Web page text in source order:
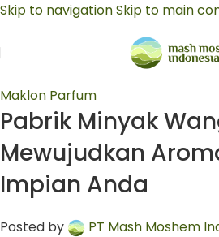
Skip to navigationSkip to main
Maklon Parfum
Pabrik Minyak
Mewujudkan
Impian Anda
Posted by
PT Mash Moshem